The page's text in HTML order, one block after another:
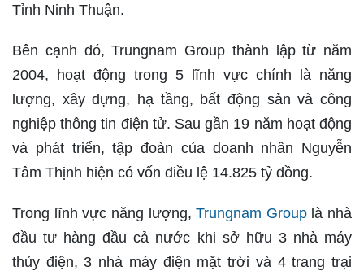
Tỉnh Ninh Thuận.
Bên cạnh đó, Trungnam Group thành lập từ năm
2004, hoạt động trong 5 lĩnh vực chính là năng
lượng, xây dựng, hạ tầng, bất động sản và công
nghiệp thông tin điện tử. Sau gần 19 năm hoạt động
và phát triển, tập đoàn của doanh nhân Nguyễn
Tâm Thịnh hiện có vốn điều lệ 14.825 tỷ đồng.
Trong lĩnh vực năng lượng,Trungnam Grouplà nhà
đầu tư hàng đầu cả nước khi sở hữu 3 nhà máy
thủy điện, 3 nhà máy điện mặt trời và 4 trang trại